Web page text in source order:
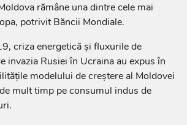
rămâne una dintre cele mai
potrivit Băncii Mondiale.
criza energetică și fluxurile de
invazia Rusiei în Ucraina au expus în
modelului de creștere al Moldovei
mult timp pe consumul indus de